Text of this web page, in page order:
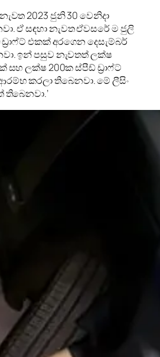
2023 ජුනි 30 වෙනිදා
ඒ සඳහා නැවත ඒවසරේ ම ජුලි
එකක් අරගෙන දෙසැම්බර්
ඉන් පසුව නැවතත් ලක්ෂ
සහ ලක්ෂ 200ක ස්පීඩ් ඩ්‍රාෆ්ට්
කරලා තිබෙනවා. මේ ලීසිං